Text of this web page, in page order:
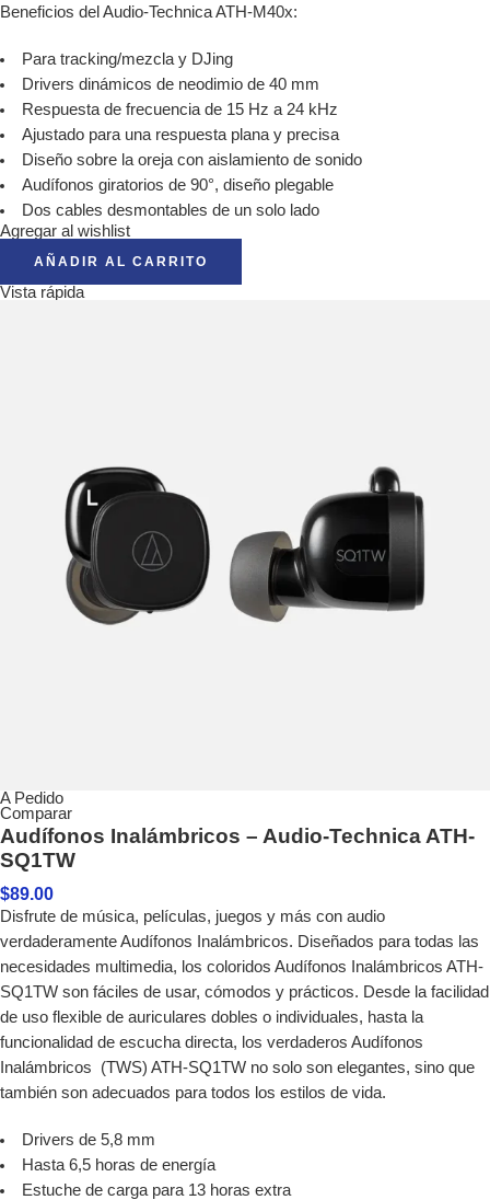
Beneficios del Audio-Technica ATH-M40x:
Para tracking/mezcla y DJing
Drivers dinámicos de neodimio de 40 mm
Respuesta de frecuencia de 15 Hz a 24 kHz
Ajustado para una respuesta plana y precisa
Diseño sobre la oreja con aislamiento de sonido
Audífonos giratorios de 90°, diseño plegable
Dos cables desmontables de un solo lado
Agregar al wishlist
AÑADIR AL CARRITO
Vista rápida
A Pedido
Comparar
Audífonos Inalámbricos – Audio-Technica ATH-
SQ1TW
$89.00
Disfrute de música, películas, juegos y más con audio
verdaderamente Audífonos Inalámbricos. Diseñados para todas las
necesidades multimedia, los coloridos Audífonos Inalámbricos ATH-
SQ1TW son fáciles de usar, cómodos y prácticos. Desde la facilidad
de uso flexible de auriculares dobles o individuales, hasta la
funcionalidad de escucha directa, los verdaderos Audífonos
Inalámbricos (TWS) ATH-SQ1TW no solo son elegantes, sino que
también son adecuados para todos los estilos de vida.
Drivers de 5,8 mm
Hasta 6,5 horas de energía
Estuche de carga para 13 horas extra